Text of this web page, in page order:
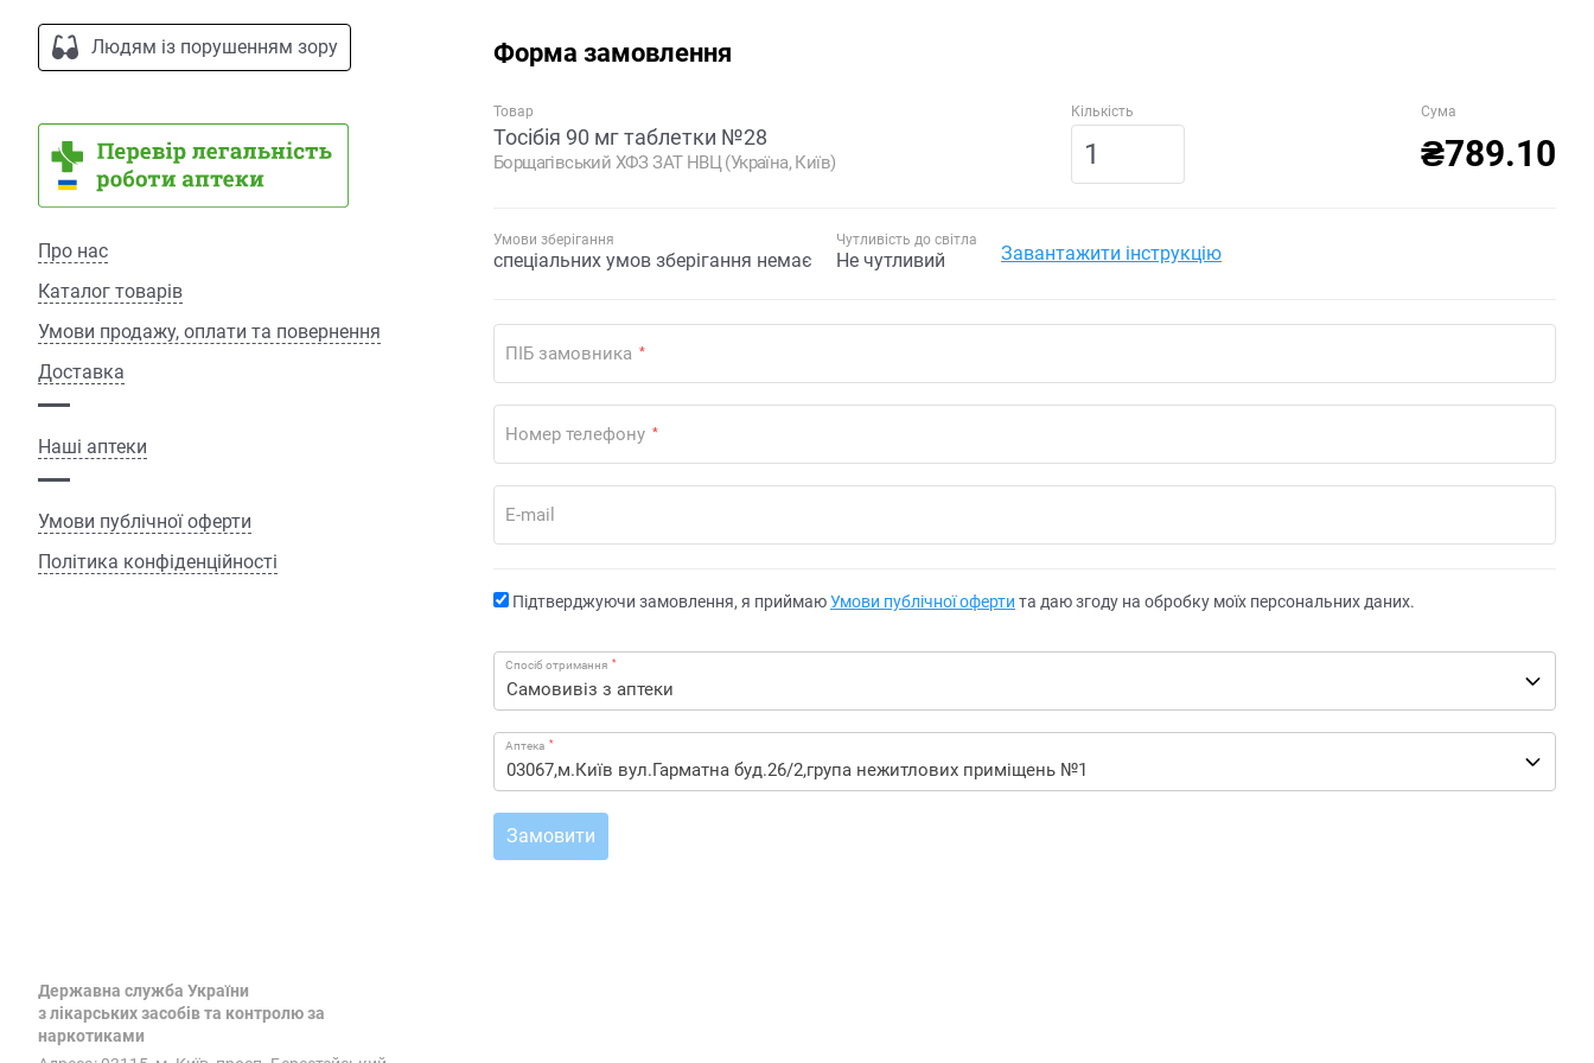
Людям із порушенням зору
Про нас
Каталог товарів
Умови продажу, оплати та повернення
Доставка
Наші аптеки
Умови публічної оферти
Політика конфіденційності
Державна служба України
з лікарських засобів та контролю за
наркотиками
Форма замовлення
Товар
Тосібія 90 мг таблетки №28
Борщагівський ХФЗ ЗАТ НВЦ (Україна, Київ)
Кількість Сума
₴789.10
Умови зберігання
спеціальних умов зберігання немає
Чутливість до світла
Не чутливий Завантажити інструкцію
ПІБ замовника *
Номер телефону *
E-mail
Підтверджуючи замовлення, я приймаюУмови публічної оферти та даю згоду на обробку моїх персональних даних.
Спосіб отримання *
Аптека *
Замовити